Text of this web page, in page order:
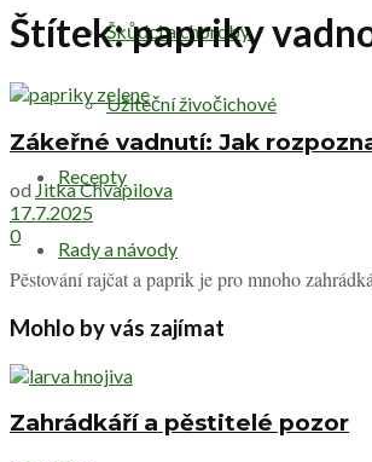
Škůdci a choroby
Užiteční živočichové
Recepty
Rady a návody
Štítek:papriky
Zákeřné vadnutí: Jak
od Jitka Chvapilova
17.7.2025
0
Pěstování rajčat a paprik je pro mnoho
Mohlo by vás zajímat
Zahrádkáří a pěstitelé pozor